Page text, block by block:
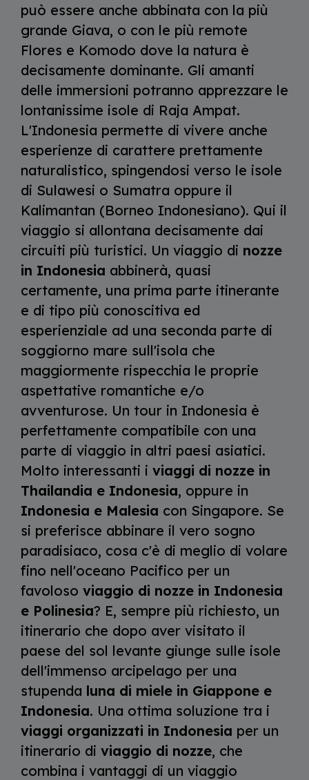
può essere anche abbinata con la più
grande Giava, o con le più remote
Flores e Komodo dove la natura è
decisamente dominante. Gli amanti
delle immersioni potranno apprezzare le
lontanissime isole di Raja Ampat.
L'Indonesia permette di vivere anche
esperienze di carattere prettamente
naturalistico, spingendosi verso le isole
di Sulawesi o Sumatra oppure il
Kalimantan (Borneo Indonesiano). Qui il
viaggio si allontana decisamente dai
circuiti più turistici. Un viaggio di nozze
in Indonesia abbinerà, quasi
certamente, una prima parte itinerante
e di tipo più conoscitiva ed
esperienziale ad una seconda parte di
soggiorno mare sull'isola che
maggiormente rispecchia le proprie
aspettative romantiche e/o
avventurose. Un tour in Indonesia è
perfettamente compatibile con una
parte di viaggio in altri paesi asiatici.
Molto interessanti i viaggi di nozze in
Thailandia e Indonesia, oppure in
Indonesia e Malesia con Singapore. Se
si preferisce abbinare il vero sogno
paradisiaco, cosa c'è di meglio di volare
fino nell'oceano Pacifico per un
favoloso viaggio di nozze in Indonesia
e Polinesia? E, sempre più richiesto, un
itinerario che dopo aver visitato il
paese del sol levante giunge sulle isole
dell'immenso arcipelago per una
stupenda luna di miele in Giappone e
Indonesia. Una ottima soluzione tra i
viaggi organizzati in Indonesia per un
itinerario di viaggio di nozze, che
combina i vantaggi di un viaggio